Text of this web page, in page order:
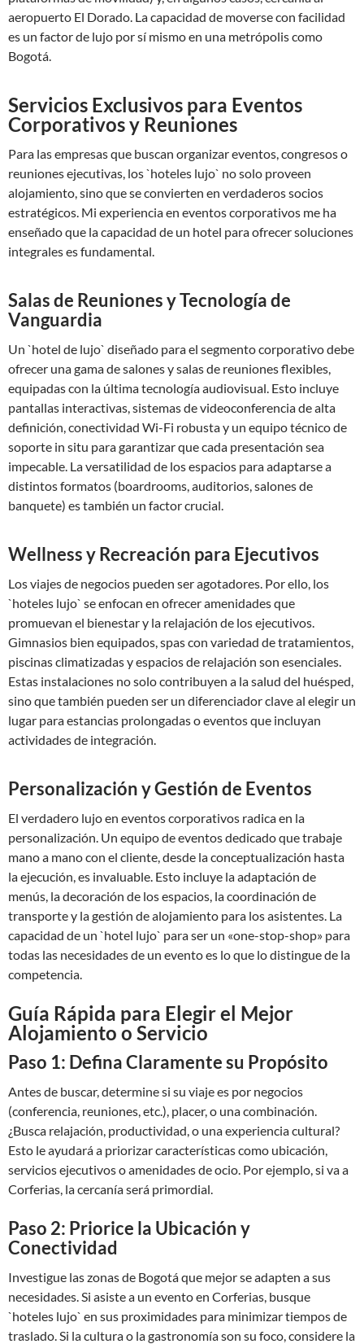
aeropuerto El Dorado. La capacidad de moverse con facilidad
es un factor de lujo por sí mismo en una metrópolis como
Bogotá.
Servicios Exclusivos para Eventos
Corporativos y Reuniones
Para las empresas que buscan organizar eventos, congresos o
reuniones ejecutivas, los `hoteles lujo` no solo proveen
alojamiento, sino que se convierten en verdaderos socios
estratégicos. Mi experiencia en eventos corporativos me ha
enseñado que la capacidad de un hotel para ofrecer soluciones
integrales es fundamental.
Salas de Reuniones y Tecnología de
Vanguardia
Un `hotel de lujo` diseñado para el segmento corporativo debe
ofrecer una gama de salones y salas de reuniones flexibles,
equipadas con la última tecnología audiovisual. Esto incluye
pantallas interactivas, sistemas de videoconferencia de alta
definición, conectividad Wi-Fi robusta y un equipo técnico de
soporte in situ para garantizar que cada presentación sea
impecable. La versatilidad de los espacios para adaptarse a
distintos formatos (boardrooms, auditorios, salones de
banquete) es también un factor crucial.
Wellness y Recreación para Ejecutivos
Los viajes de negocios pueden ser agotadores. Por ello, los
`hoteles lujo` se enfocan en ofrecer amenidades que
promuevan el bienestar y la relajación de los ejecutivos.
Gimnasios bien equipados, spas con variedad de tratamientos,
piscinas climatizadas y espacios de relajación son esenciales.
Estas instalaciones no solo contribuyen a la salud del huésped,
sino que también pueden ser un diferenciador clave al elegir un
lugar para estancias prolongadas o eventos que incluyan
actividades de integración.
Personalización y Gestión de Eventos
El verdadero lujo en eventos corporativos radica en la
personalización. Un equipo de eventos dedicado que trabaje
mano a mano con el cliente, desde la conceptualización hasta
la ejecución, es invaluable. Esto incluye la adaptación de
menús, la decoración de los espacios, la coordinación de
transporte y la gestión de alojamiento para los asistentes. La
capacidad de un `hotel lujo` para ser un «one-stop-shop» para
todas las necesidades de un evento es lo que lo distingue de la
competencia.
Guía Rápida para Elegir el Mejor
Alojamiento o Servicio
Paso 1: Defina Claramente su Propósito
Antes de buscar, determine si su viaje es por negocios
(conferencia, reuniones, etc.), placer, o una combinación.
¿Busca relajación, productividad, o una experiencia cultural?
Esto le ayudará a priorizar características como ubicación,
servicios ejecutivos o amenidades de ocio. Por ejemplo, si va a
Corferias, la cercanía será primordial.
Paso 2: Priorice la Ubicación y
Conectividad
Investigue las zonas de Bogotá que mejor se adapten a sus
necesidades. Si asiste a un evento en Corferias, busque
`hoteles lujo` en sus proximidades para minimizar tiempos de
traslado. Si la cultura o la gastronomía son su foco, considere la